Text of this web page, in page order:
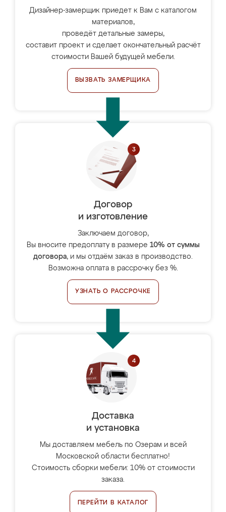
Дизайнер-замерщик приедет к Вам с каталогом
материалов,
проведёт детальные замеры,
составит проект и сделает окончательный расчёт
стоимости Вашей будущей мебели.
ВЫЗВАТЬ ЗАМЕРЩИКА
Договор
и изготовление
Заключаем договор,
Вы вносите предоплату в размере 10% от суммы
договора, и мы отдаём заказ в производство.
Возможна оплата в рассрочку без %.
УЗНАТЬ О РАССРОЧКЕ
Доставка
и установка
Мы доставляем мебель по Озерам и всей
Московской области бесплатно!
Стоимость сборки мебели: 10% от стоимости
заказа.
ПЕРЕЙТИ В КАТАЛОГ